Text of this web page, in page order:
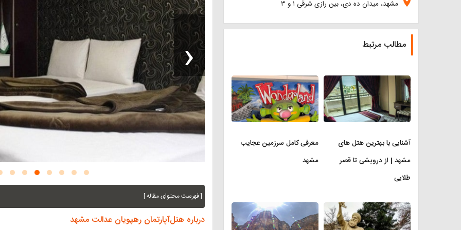
‹
[ فهرست محتوای مقاله ]
درباره هتل‌آپارتمان رهپویان عدالت مشهد
مشهد، میدان ده دی، بین رازی شرقی ۱ و ۳
مطالب مرتبط
آشنایی با بهترین هتل های
مشهد | از درویشی تا قصر
طلایی
معرفی کامل سرزمین عجایب
مشهد